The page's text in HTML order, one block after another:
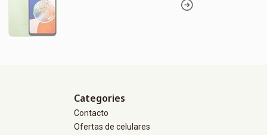
Categories
Contacto
Ofertas de celulares